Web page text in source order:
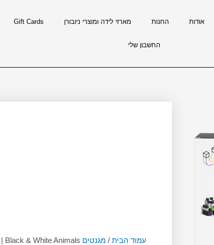
אודות החנות מארזי לידה ומוצרי ניובורן Gift Cards
החשבון שלי
עמוד הבית / מגנטים pixio Black & White Animals